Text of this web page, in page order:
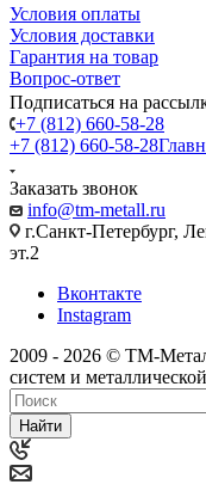
Условия оплаты
Условия доставки
Гарантия на товар
Вопрос-ответ
Подписаться на
+7 (812) 660-58-28
+7 (812) 660-58-28
Заказать звонок
info@tm-metall.ru
г.Санкт-Петербург,
эт.2
Вконтакте
Instagram
2009 - 2026 © ТМ-
систем и
Найти